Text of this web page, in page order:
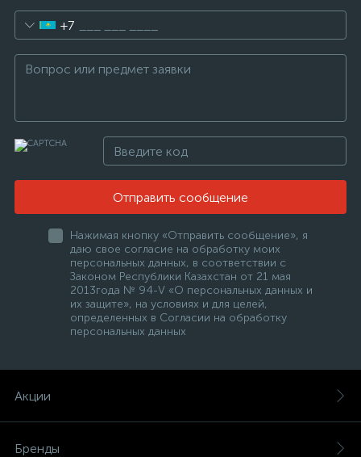
+7
Отправить сообщение
Нажимая кнопку «Отправить сообщение», я
даю свое согласие на обработку моих
персональных данных, в соответствии с
Законом Республики Казахстан от 21 мая
2013года № 94-V «О персональных данных и
их защите», на условиях и для целей,
определенных в Согласии на обработку
персональных данных
Акции
Бренды